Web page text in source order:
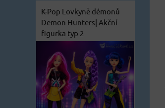
K-Pop Lovkyně démonů
Demon Hunters| Akční
figurka typ 2